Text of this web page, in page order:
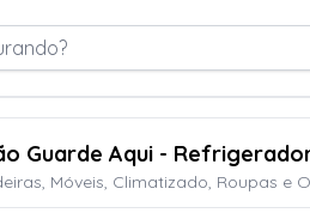
Guarde Aqui -
Móveis, Climatizado, Roupas e